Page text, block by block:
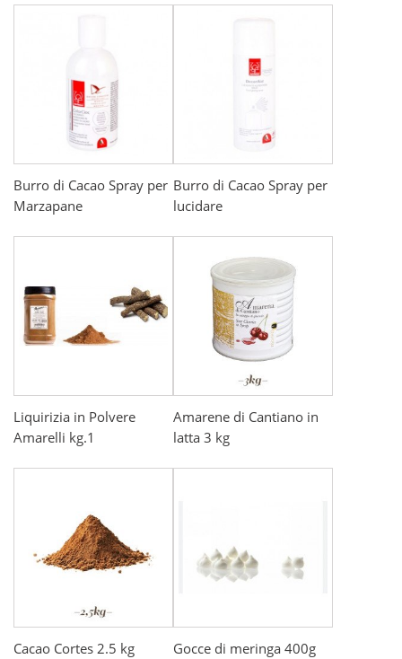
Burro di Cacao Spray per
Marzapane
Burro di Cacao Spray per
lucidare
Liquirizia in Polvere
Amarelli kg.1
Amarene di Cantiano in
latta 3 kg
Cacao Cortes 2.5 kg Gocce di meringa 400g